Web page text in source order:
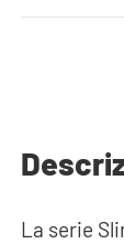
La serie